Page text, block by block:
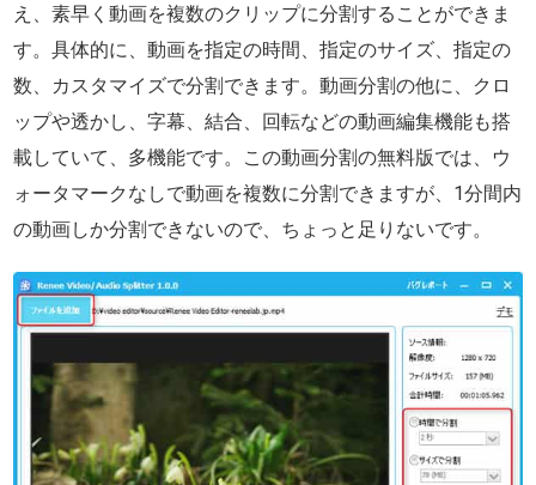
え、素早く動画を複数のクリップに分割することができま
す。具体的に、動画を指定の時間、指定のサイズ、指定の
数、カスタマイズで分割できます。動画分割の他に、クロ
ップや透かし、字幕、結合、回転などの動画編集機能も搭
載していて、多機能です。この動画分割の無料版では、ウ
ォータマークなしで動画を複数に分割できますが、1分間内
の動画しか分割できないので、ちょっと足りないです。